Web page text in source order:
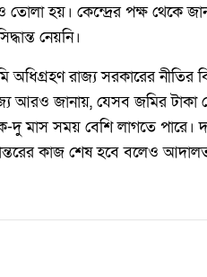
তোলা হয়। কেন্দ্রের পক্ষ থেকে
নেয়নি।
রাজ্য সরকারের নীতির
আরও জানায়, যেসব জমির টাকা
দু মাস সময় বেশি লাগতে পারে।
কাজ শেষ হবে বলেও